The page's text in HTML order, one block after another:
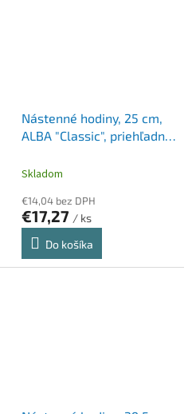
Nástenné hodiny, 25 cm,
ALBA "Classic", priehľadné
Skladom
€14,04 bez DPH
€17,27 / ks
Do košíka